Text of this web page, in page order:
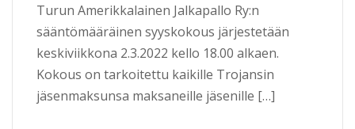
Turun Amerikkalainen Jalkapallo Ry:n
sääntömääräinen syyskokous järjestetään
keskiviikkona 2.3.2022 kello 18.00 alkaen.
Kokous on tarkoitettu kaikille Trojansin
jäsenmaksunsa maksaneille jäsenille […]